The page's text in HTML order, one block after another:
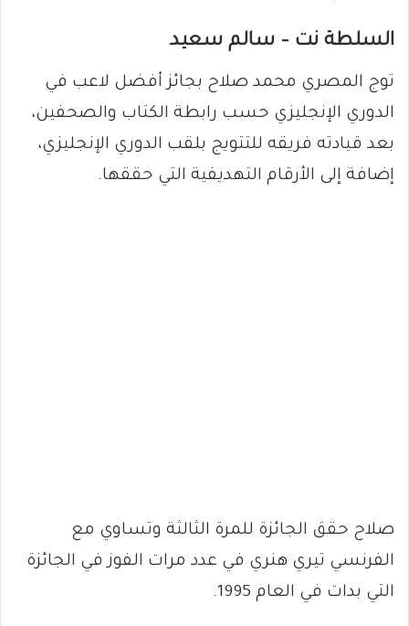
السلطة نت – سالم سعيد
توج المصري محمد صلاح بجائز أفضل لاعب في
الدوري الإنجليزي حسب رابطة الكتاب والصحفين،
بعد قيادته فريقه للتتويج بلقب الدوري الإنجليزي،
إضافة إلى الأرقام التهديفية التي حققها.
صلاح حقق الجائزة للمرة الثالثة وتساوي مع
الفرنسي تيري هنري في عدد مرات الفوز في الجائزة
التي بدات في العام 1995.